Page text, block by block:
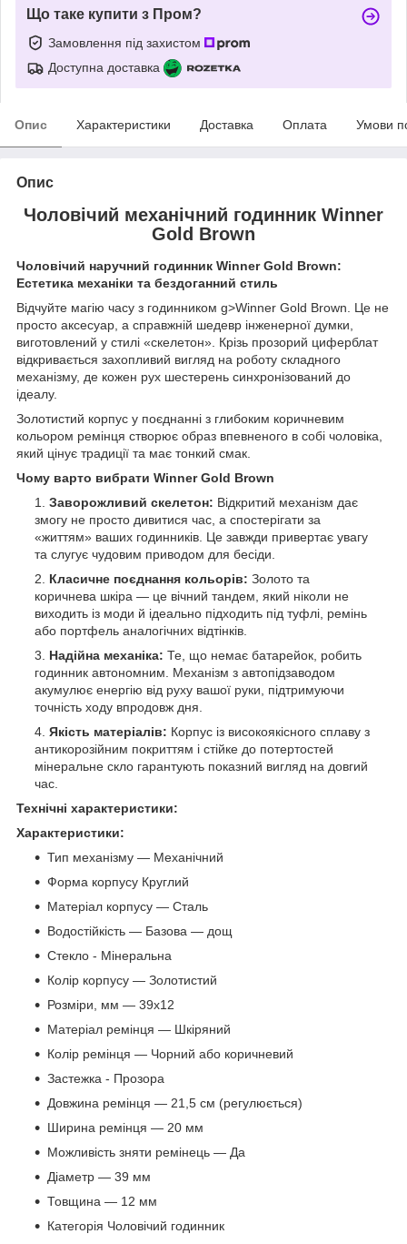
Що таке купити з Пром?
Замовлення під захистом
Доступна доставка
Опис Характеристики Доставка Оплата Умови
Опис
Чоловічий механічний годинник Winner
Gold Brown
Чоловічий наручний годинник Winner Gold Brown:
Естетика механіки та бездоганний стиль
Відчуйте магію часу з годинником g>Winner Gold Brown. Це не
просто аксесуар, а справжній шедевр інженерної думки,
виготовлений у стилі «скелетон». Крізь прозорий циферблат
відкривається захопливий вигляд на роботу складного
механізму, де кожен рух шестерень синхронізований до
ідеалу.
Золотистий корпус у поєднанні з глибоким коричневим
кольором ремінця створює образ впевненого в собі чоловіка,
який цінує традиції та має тонкий смак.
Чому варто вибрати Winner Gold Brown
Заворожливий скелетон: Відкритий механізм дає
змогу не просто дивитися час, а спостерігати за
«життям» ваших годинників. Це завжди привертає увагу
та слугує чудовим приводом для бесіди.
Класичне поєднання кольорів: Золото та
коричнева шкіра — це вічний тандем, який ніколи не
виходить із моди й ідеально підходить під туфлі, ремінь
або портфель аналогічних відтінків.
Надійна механіка: Те, що немає батарейок, робить
годинник автономним. Механізм з автопідзаводом
акумулює енергію від руху вашої руки, підтримуючи
точність ходу впродовж дня.
Якість матеріалів: Корпус із високоякісного сплаву з
антикорозійним покриттям і стійке до потертостей
мінеральне скло гарантують показний вигляд на довгий
час.
Технічні характеристики:
Характеристики:
Тип механізму — Механічний
Форма корпусу Круглий
Матеріал корпусу — Сталь
Водостійкість — Базова — дощ
Стекло - Мінеральна
Колір корпусу — Золотистий
Розміри, мм — 39х12
Матеріал ремінця — Шкіряний
Колір ремінця — Чорний або коричневий
Застежка - Прозора
Довжина ремінця — 21,5 см (регулюється)
Ширина ремінця — 20 мм
Можливість зняти ремінець — Да
Діаметр — 39 мм
Товщина — 12 мм
Категорія Чоловічий годинник